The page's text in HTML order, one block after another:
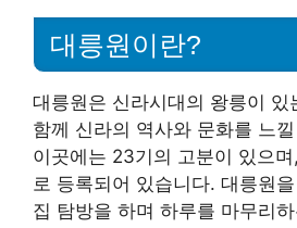
대릉원이란?
대릉원은 신라시대의 왕릉이 있
함께 신라의 역사와 문화를 느
이곳에는 23기의 고분이 있으
로 등록되어 있습니다. 대릉원
집 탐방을 하며 하루를 마무리